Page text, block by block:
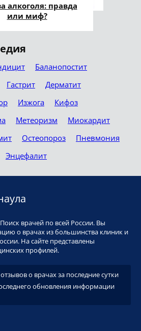
алкоголя: правда
или миф?
Баланопостит
Гастрит
Дерматит
Изжога
Кифоз
Метеоризм
Миокардит
Остеопороз
Пневмония
Энцефалит
врачей по всей России. Вы
о врачах из большинства клиник и
На сайте представлены
профилей.
о врачах за последние сутки
обновления информации